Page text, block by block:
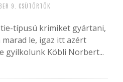
9. CSÜTÖRTÖK
típusú krimiket gyártani,
le, igaz itt azért
gyilkolunk Köbli Norbert...